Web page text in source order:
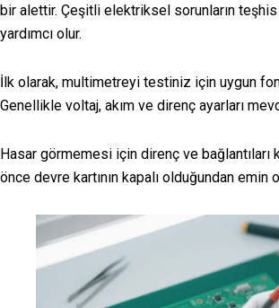
bir alettir. Çeşitli elektriksel sorunların
yardımcı olur.
İlk olarak, multimetreyi testiniz için uygun
Genellikle voltaj, akım ve direnç ayarları
Hasar görmemesi için direnç ve bağlantıları
önce devre kartının kapalı olduğundan emin